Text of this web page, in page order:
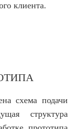
клиента.
схема подачи
структура